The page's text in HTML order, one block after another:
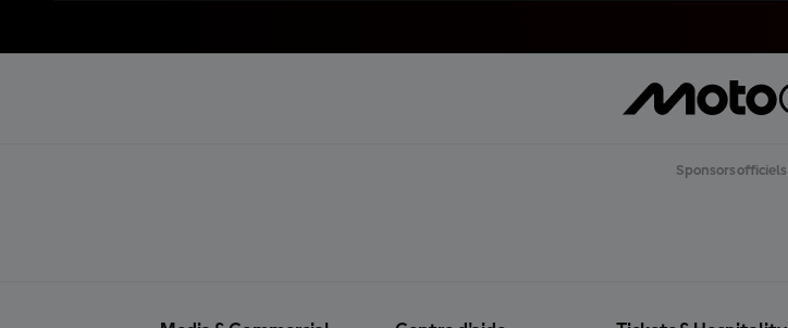
Sponsors officiels